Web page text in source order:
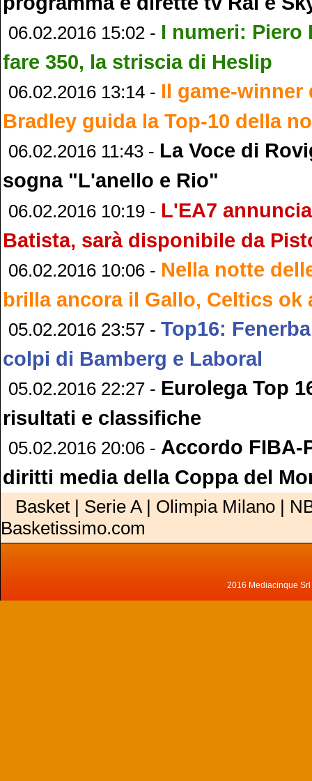
06.02.2016 15:02 - I numeri: Piero
fare 350, la striscia di Heslip
06.02.2016 13:14 - Il game-winner
Bradley guida la Top-10 della
06.02.2016 11:43 - La Voce di
sogna "L'anello e Rio"
06.02.2016 10:19 - L'EA7
Batista, sarà disponibile da
06.02.2016 10:06 - Nella notte
brilla ancora il Gallo, Celtics ok
05.02.2016 23:57 - Top16:
colpi di Bamberg e Laboral
05.02.2016 22:27 - Eurolega Top
risultati e classifiche
05.02.2016 20:06 - Accordo FIBA-
diritti media della Coppa del
Basket | Serie A | Olimpia Milano |
Basketissimo.com
2016 Mediacinque Srl